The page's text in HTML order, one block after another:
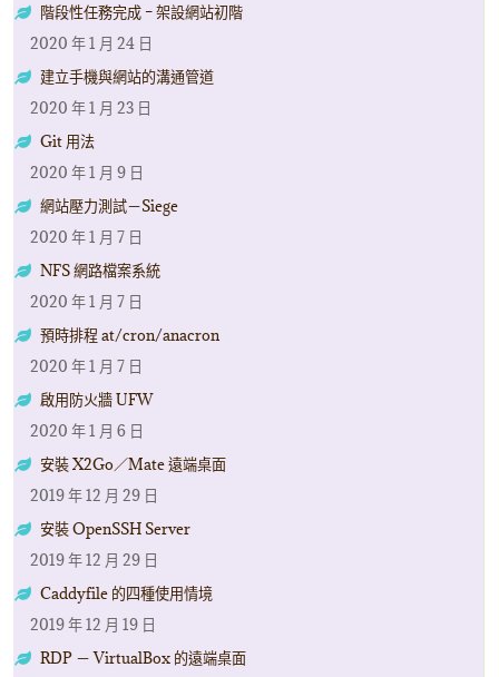
階段性任務完成 – 架設網站初階
2020 年 1 月 24 日
建立手機與網站的溝通管道
2020 年 1 月 23 日
Git 用法
2020 年 1 月 9 日
網站壓力測試－Siege
2020 年 1 月 7 日
NFS 網路檔案系統
2020 年 1 月 7 日
預時排程 at/cron/anacron
2020 年 1 月 7 日
啟用防火牆 UFW
2020 年 1 月 6 日
安裝 X2Go／Mate 遠端桌面
2019 年 12 月 29 日
安裝 OpenSSH Server
2019 年 12 月 29 日
Caddyfile 的四種使用情境
2019 年 12 月 19 日
RDP － VirtualBox 的遠端桌面